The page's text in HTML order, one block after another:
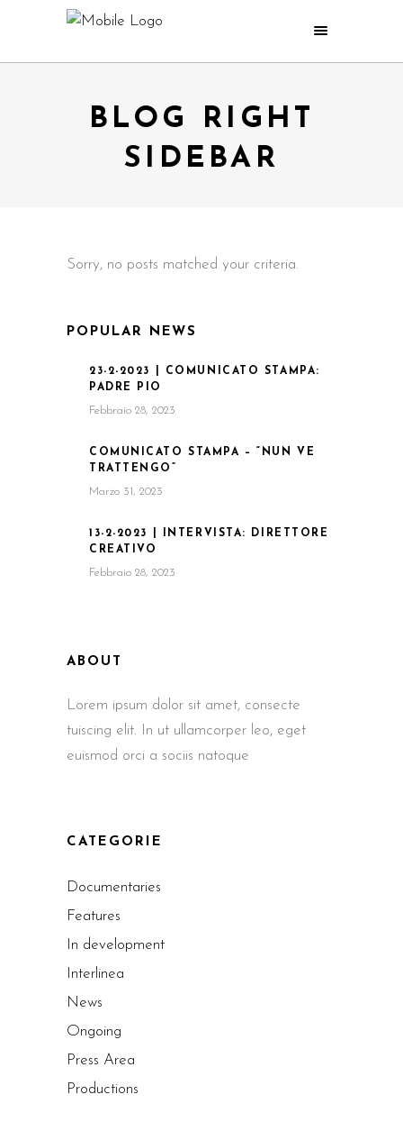
BLOG RIGHT
SIDEBAR
Sorry, no posts matched your criteria.
POPULAR NEWS
23-2-2023 | COMUNICATO STAMPA:
PADRE PIO
Febbraio 28, 2023
COMUNICATO STAMPA – “NUN VE
TRATTENGO”
Marzo 31, 2023
13-2-2023 | INTERVISTA: DIRETTORE
CREATIVO
Febbraio 28, 2023
ABOUT
Lorem ipsum dolor sit amet, consecte
tuiscing elit. In ut ullamcorper leo, eget
euismod orci a sociis natoque
CATEGORIE
Documentaries
Features
In development
Interlinea
News
Ongoing
Press Area
Productions